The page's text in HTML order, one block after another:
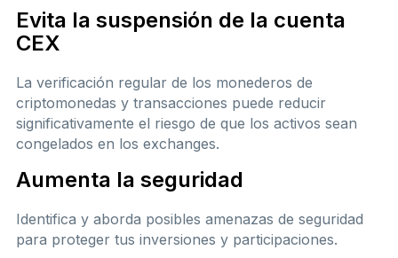
Evita la suspensión de la cuenta
CEX
La verificación regular de los monederos de
criptomonedas y transacciones puede reducir
significativamente el riesgo de que los activos sean
congelados en los exchanges.
Aumenta la seguridad
Identifica y aborda posibles amenazas de seguridad
para proteger tus inversiones y participaciones.